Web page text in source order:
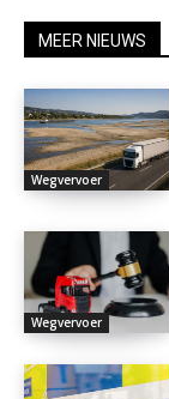
MEER NIEUWS
Wegvervoer
Wegvervoer